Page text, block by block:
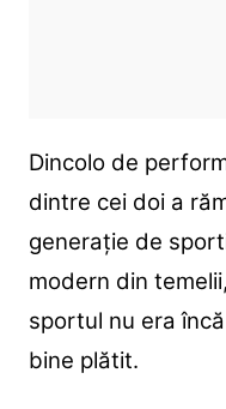
Dincolo de
dintre cei doi a
generație de
modern din
sportul nu era
bine plătit.